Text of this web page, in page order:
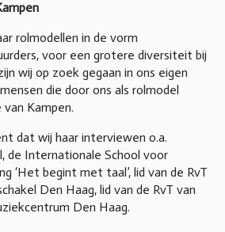
rolmodellen in de vorm
voor een grotere diversiteit bij
wij op zoek gegaan in ons eigen
die door ons als rolmodel
Kampen.
dat wij haar interviewen o.a.
de Internationale School voor
‘Het begint met taal’, lid van de RvT
Den Haag, lid van de RvT van
Den Haag.